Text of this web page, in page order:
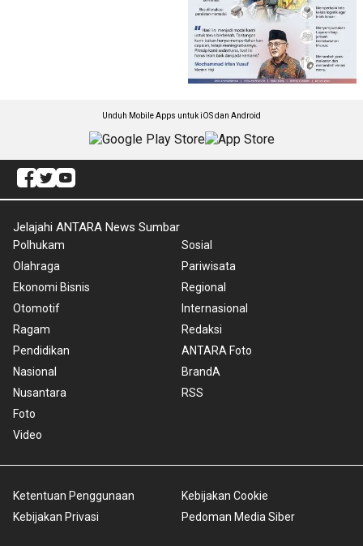
Unduh Mobile Apps untuk iOS dan Android
Jelajahi ANTARA News Sumbar
Polhukam
Olahraga
Ekonomi Bisnis
Otomotif
Ragam
Pendidikan
Nasional
Nusantara
Foto
Video
Sosial
Pariwisata
Regional
Internasional
Redaksi
ANTARA Foto
BrandA
RSS
Ketentuan Penggunaan
Kebijakan Privasi
Kebijakan Cookie
Pedoman Media Siber